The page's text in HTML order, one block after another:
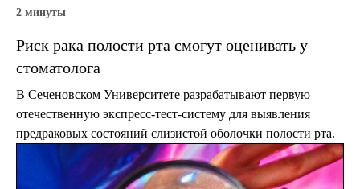
2 минуты
Риск рака полости рта смогут оценивать у
стоматолога
В Сеченовском Университете разрабатывают первую
отечественную экспресс-тест-систему для выявления
предраковых состояний слизистой оболочки полости рта.